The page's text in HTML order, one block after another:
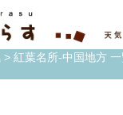
> 紅葉名所-中国地方 一